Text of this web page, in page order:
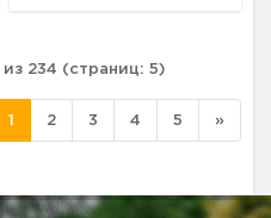
из 234 (страниц: 5)
1 2 3 4 5 »